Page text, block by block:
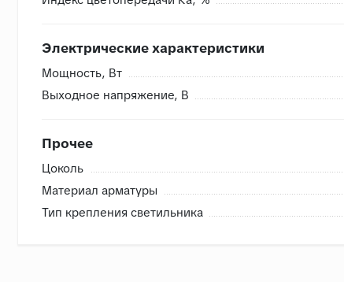
Электрические характеристики
Мощность, Вт
Выходное напряжение, В
Прочее
Цоколь
Материал арматуры
Тип крепления светильника